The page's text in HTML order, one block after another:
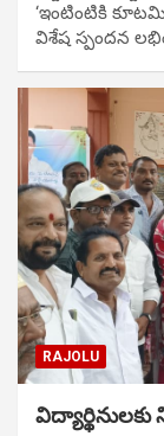
‘ఇంటింటికి కూటమి
విశేష స్పందన
RAJOLU